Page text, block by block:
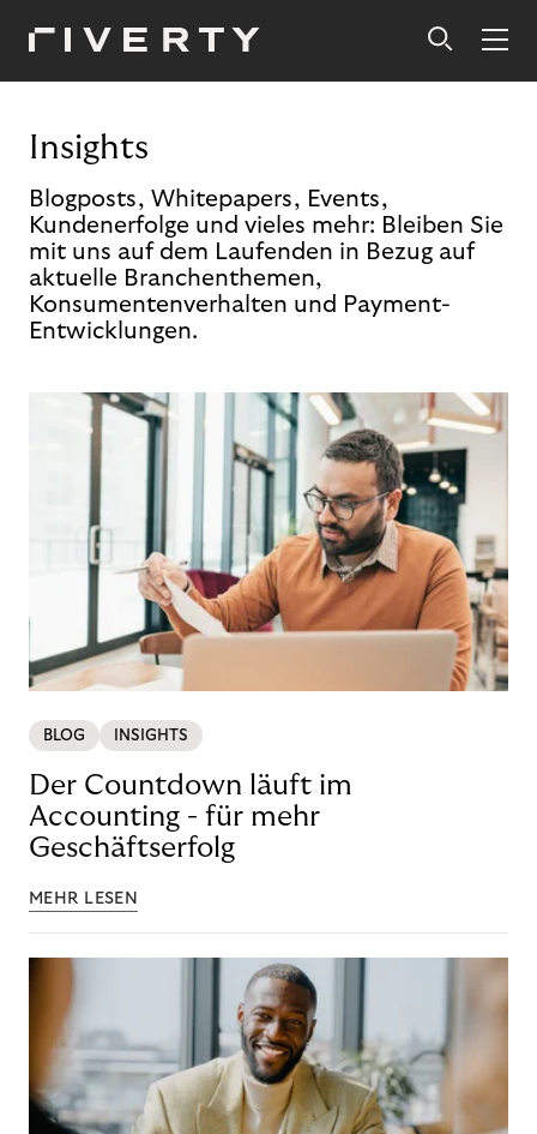
Insights
Blogposts, Whitepapers, Events,
Kundenerfolge und vieles mehr: Bleiben Sie
mit uns auf dem Laufenden in Bezug auf
aktuelle Branchenthemen,
Konsumentenverhalten und Payment-
Entwicklungen.
BLOG INSIGHTS
Der Countdown läuft im
Accounting - für mehr
Geschäftserfolg
MEHR LESEN